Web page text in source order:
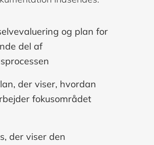
og plan for
del af
der viser, hvordan
fokusområdet
der viser den